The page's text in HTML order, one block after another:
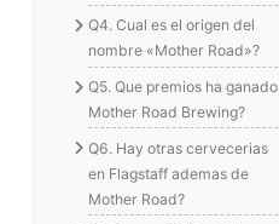
Q4. Cual es el origen del
nombre «Mother Road»?
Q5. Que premios ha ganado
Mother Road Brewing?
Q6. Hay otras cervecerias
en Flagstaff ademas de
Mother Road?